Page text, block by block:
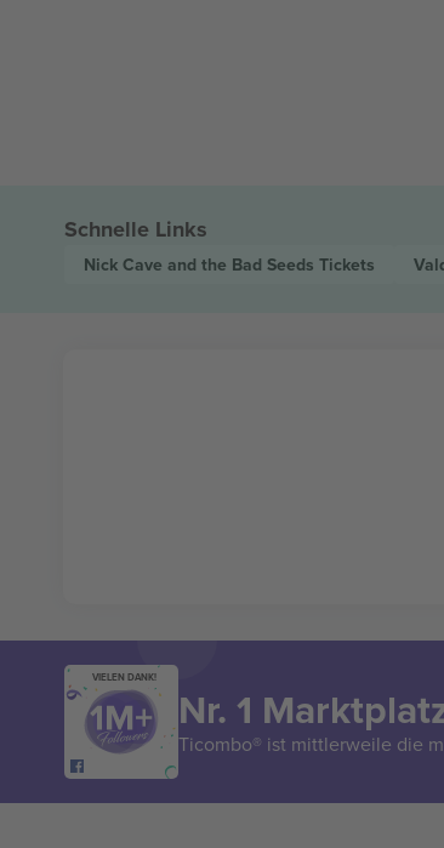
Schnelle Links
Nick Cave and the Bad Seeds Tickets
VIELEN DANK!
Nr. 1
Ticombo® ist mittlerweile die